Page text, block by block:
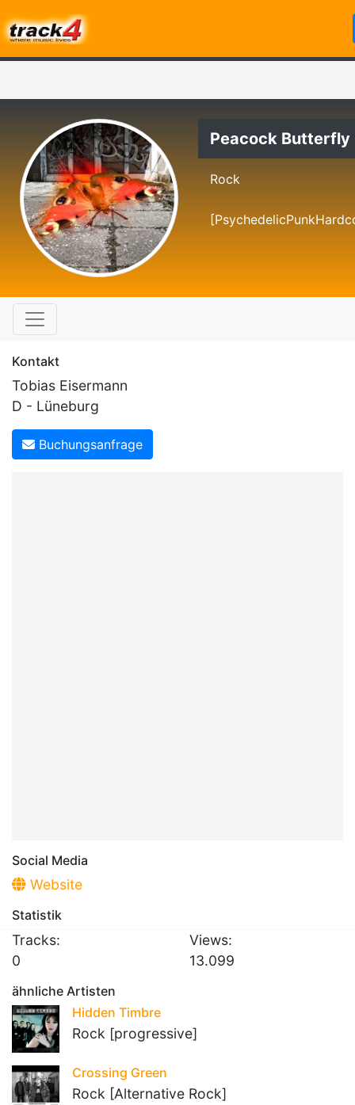
Peacock Butterfly
Rock
Kontakt
Tobias Eisermann
D - Lüneburg
Buchungsanfrage
Social Media
Website
Statistik
Tracks:
0
Views:
13.099
ähnliche Artisten
Hidden Timbre
Rock [progressive]
Crossing Green
Rock [Alternative Rock]